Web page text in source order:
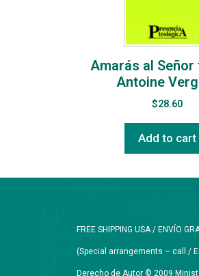
Amarás al Señor
Antoine
$28.60
Add to cart
FREE SHIPPING USA / ENVÍO
(Special arrangements – call /
Derecho de Autor © 2009